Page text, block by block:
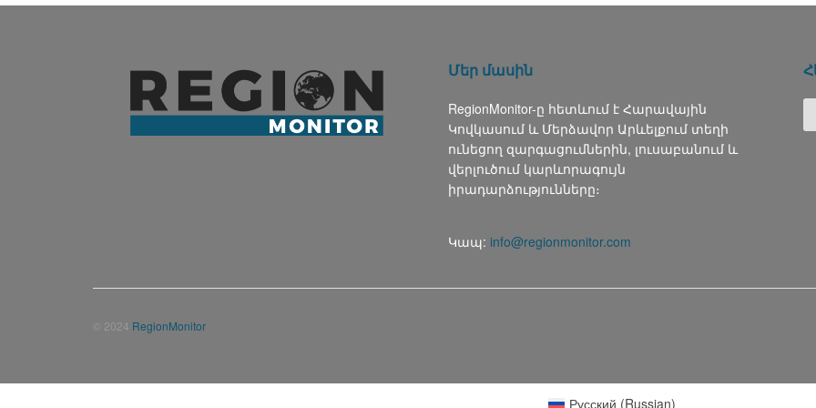
Մեր մասին
RegionMonitor-ը հետևում է Հարավային
Կովկասում և Մերձավոր Արևելքում տեղի
ունեցող զարգացումներին, լուսաբանում և
վերլուծում կարևորագույն
իրադարձությունները։
Կապ: info@regionmonitor.com
© 2024 RegionMonitor
Русский (Russian)